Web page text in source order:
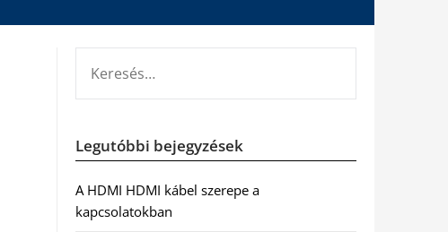
Legutóbbi bejegyzések
A HDMI HDMI kábel szerepe a
kapcsolatokban